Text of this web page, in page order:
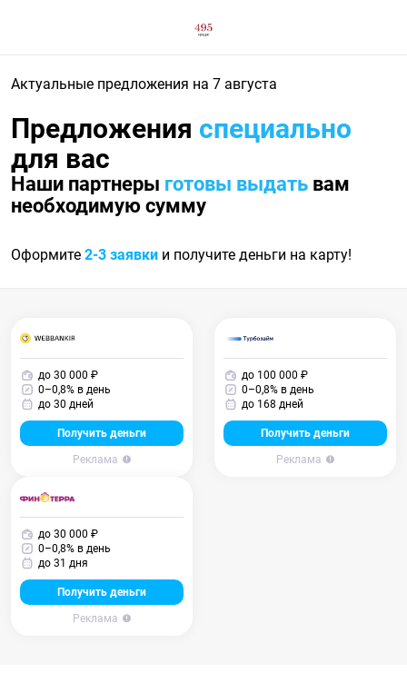
Актуальные предложения на 7 августа
Предложения специально
для вас
Наши партнеры готовы выдать вам
необходимую сумму
Оформите 2-3 заявки и получите деньги на карту!
до 30 000 ₽
0–0,8% в день
до 30 дней
Получить деньги
Реклама
до 100 000 ₽
0–0,8% в день
до 168 дней
Получить деньги
Реклама
до 30 000 ₽
0–0,8% в день
до 31 дня
Получить деньги
Реклама